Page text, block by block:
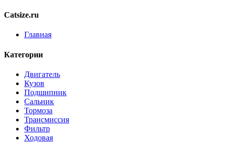
Catsize.ru
Главная
Категории
Двигатель
Кузов
Подшипник
Сальник
Тормоза
Трансмиссия
Фильтр
Ходовая